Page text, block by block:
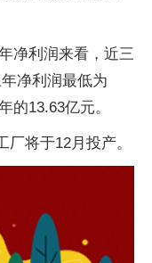
净利润来看，近三
净利润最低为
的13.63亿元。
将于12月投产。